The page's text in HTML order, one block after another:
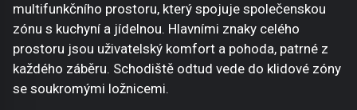
multifunkčního prostoru, který spojuje společenskou
zónu s kuchyní a jídelnou. Hlavními znaky celého
prostoru jsou uživatelský komfort a pohoda, patrné z
každého záběru. Schodiště odtud vede do klidové zóny
se soukromými ložnicemi.